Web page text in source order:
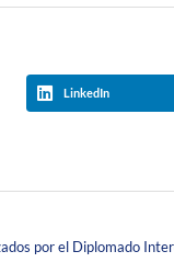
LinkedIn